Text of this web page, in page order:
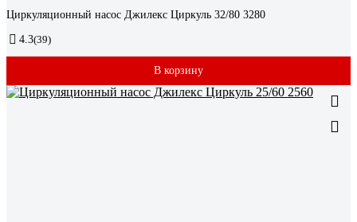
Циркуляционный насос Джилекс Циркуль 32/80 3280
4.3(39)
В корзину